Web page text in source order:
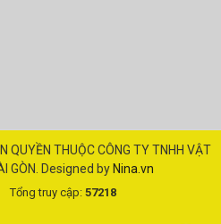
QUYỀN THUỘC CÔNG TY TNHH VẬT
GÒN . Designed by Nina.vn
Tổng truy cập: 57218